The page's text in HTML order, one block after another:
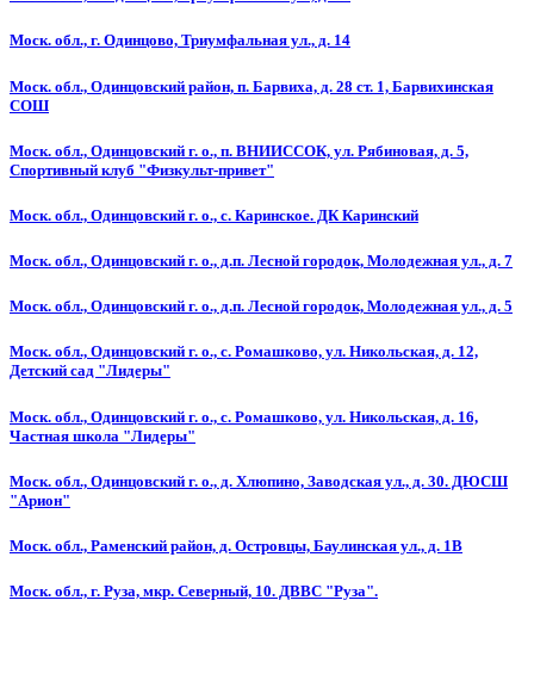
Моск. обл., г. Одинцово, Триумфальная ул., д. 14
Моск. обл., Одинцовский район, п. Барвиха, д. 28 ст. 1, Барвихинская
СОШ
Моск. обл., Одинцовский г. о., п. ВНИИССОК, ул. Рябиновая, д. 5,
Спортивный клуб "Физкульт-привет"
Моск. обл., Одинцовский г. о., с. Каринское. ДК Каринский
Моск. обл., Одинцовский г. о., д.п. Лесной городок, Молодежная ул., д. 7
Моск. обл., Одинцовский г. о., д.п. Лесной городок, Молодежная ул., д. 5
Моск. обл., Одинцовский г. о., с. Ромашково, ул. Никольская, д. 12,
Детский сад "Лидеры"
Моск. обл., Одинцовский г. о., с. Ромашково, ул. Никольская, д. 16,
Частная школа "Лидеры"
Моск. обл., Одинцовский г. о., д. Хлюпино, Заводская ул., д. 30. ДЮСШ
"Арион"
Моск. обл., Раменский район, д. Островцы, Баулинская ул., д. 1В
Моск. обл., г. Руза, мкр. Северный, 10. ДВВС "Руза".